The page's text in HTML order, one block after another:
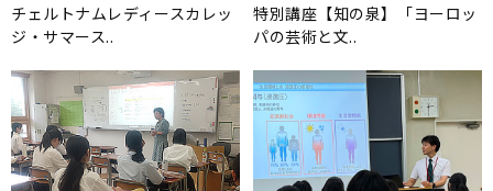
チェルトナムレディースカレッ
ジ・サマース..
特別講座【知の泉】「ヨーロッ
パの芸術と文..